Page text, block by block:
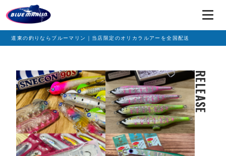
道東の釣りならブルーマリン｜当店限定のオリカラルアーを全国配送
RELEASE